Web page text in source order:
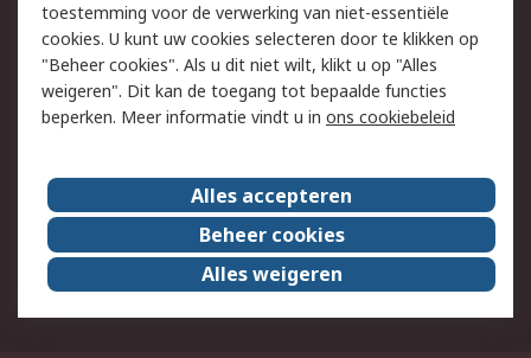
Cookiebeleid
Email veiligheid
Privacybeleid
Websitevoorwaarden
Algemene
verkoopvoorwaarden
Over RS
RS Group
Over ons
RS wereldwijd
Werken bij RS
ESG
toestemming voor de verwerking van niet-essentiële
cookies. U kunt uw cookies selecteren door te klikken op
"Beheer cookies". Als u dit niet wilt, klikt u op "Alles
weigeren". Dit kan de toegang tot bepaalde functies
beperken. Meer informatie vindt u in ons cookiebeleid
Alles accepteren
Beheer cookies
Alles weigeren